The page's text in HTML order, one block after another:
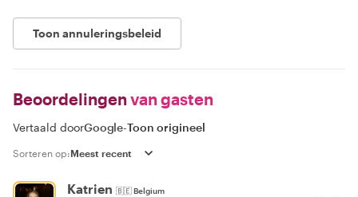
Toon annuleringsbeleid
Beoordelingen van gasten
Vertaald doorGoogle-Toon origineel
Sorteren op:
Katrien 🇧🇪Belgium